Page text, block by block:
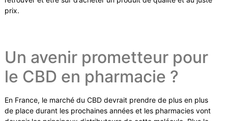
prix.
Un avenir prometteur pour
le CBD en pharmacie ?
En France, le marché du CBD devrait prendre de plus en plus
de place durant les prochaines années et les pharmacies vont